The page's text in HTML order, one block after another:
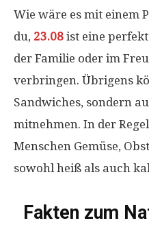
Wie wäre es mit einem
du, 23.08 ist eine
der Familie oder im
verbringen. Übrigens
Sandwiches, sondern
mitnehmen. In der
Menschen Gemüse,
sowohl heiß als auch
Fakten zum